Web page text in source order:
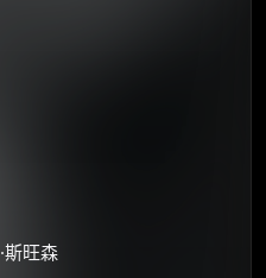
斯旺森